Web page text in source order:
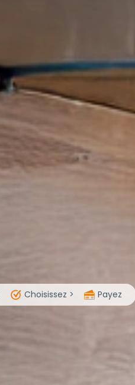
Choisissez > Payez